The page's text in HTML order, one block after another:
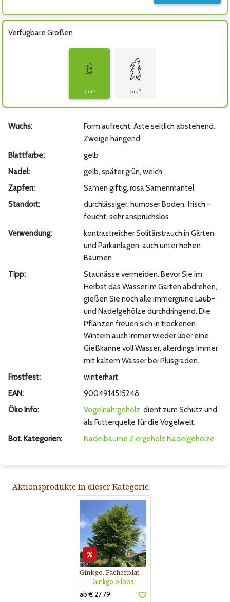
Verfügbare Größen
Klein Groß
Wuchs:
Form aufrecht, Äste seitlich abstehend,
Zweige hängend
Blattfarbe:
gelb
Nadel:
gelb, später grün, weich
Zapfen:
Samen giftig, rosa Samenmantel
Standort:
durchlässiger, humoser Boden, frisch -
feucht, sehr anspruchslos
Verwendung:
kontrastreicher Solitärstrauch in Gärten
und Parkanlagen, auch unter hohen
Bäumen
Tipp:
Staunässe vermeiden. Bevor Sie im
Herbst das Wasser im Garten abdrehen,
gießen Sie noch alle immergrüne Laub-
und Nadelgehölze durchdringend. Die
Pflanzen freuen sich in trockenen
Wintern auch immer wieder über eine
Gießkanne voll Wasser, allerdings immer
mit kaltem Wasser bei Plusgraden.
Frostfest:
winterhart
EAN:
9004914515248
Öko Info:
Vogelnährgehölz, dient zum Schutz und
als Futterquelle für die Vogelwelt.
Bot. Kategorien:
Nadelbäume Ziergehölz Nadelgehölze
Aktionsprodukte in dieser Kategorie:
Ginkgo, Fächerblattbaum
Ginkgo biloba
ab € 27,79